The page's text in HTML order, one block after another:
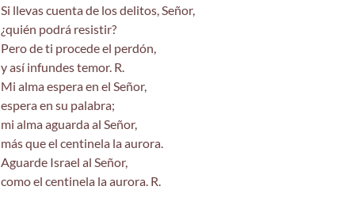
Si llevas cuenta de los delitos, Señor,
¿quién podrá resistir?
Pero de ti procede el perdón,
y así infundes temor. R.
Mi alma espera en el Señor,
espera en su palabra;
mi alma aguarda al Señor,
más que el centinela la aurora.
Aguarde Israel al Señor,
como el centinela la aurora. R.